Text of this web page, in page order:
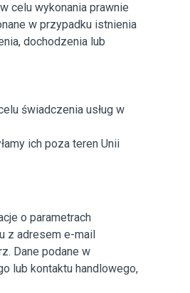
celu wykonania prawnie
w przypadku istnienia
dochodzenia lub
świadczenia usług w
ich poza teren Unii
o parametrach
z adresem e-mail
Dane podane w
lub kontaktu handlowego,